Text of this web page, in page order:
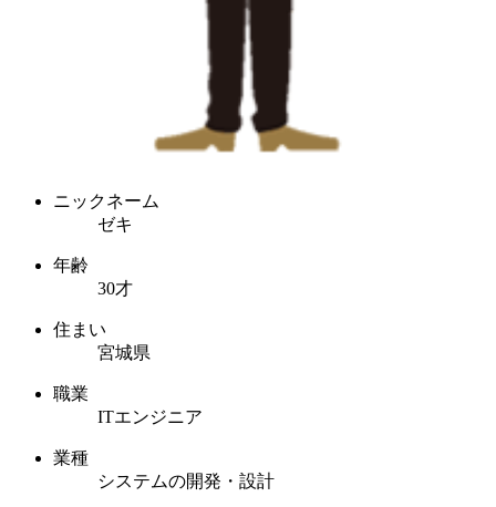
ニックネーム
ゼキ
年齢
30才
住まい
宮城県
職業
ITエンジニア
業種
システムの開発・設計